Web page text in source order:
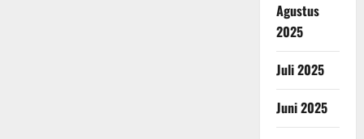
Agustus
2025
Juli 2025
Juni 2025